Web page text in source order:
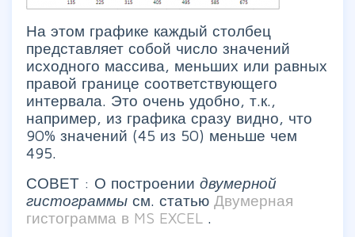
На этом графике каждый столбец
представляет собой число значений
исходного массива, меньших или равных
правой границе соответствующего
интервала. Это очень удобно, т.к.,
например, из графика сразу видно, что
90% значений (45 из 50) меньше чем
495.
СОВЕТ : О построении двумерной
гистограммы см. статью Двумерная
гистограмма в MS EXCEL .